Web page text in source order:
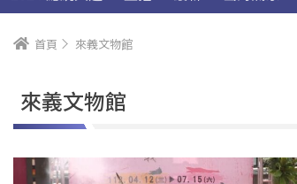
首頁 來義文物館
來義文物館